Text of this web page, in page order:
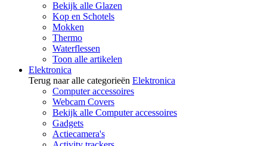
Bekijk alle Glazen
Kop en Schotels
Mokken
Thermo
Waterflessen
Toon alle artikelen
Elektronica
Terug naar alle categorieën Elektronica
Computer accessoires
Webcam Covers
Bekijk alle Computer accessoires
Gadgets
Actiecamera's